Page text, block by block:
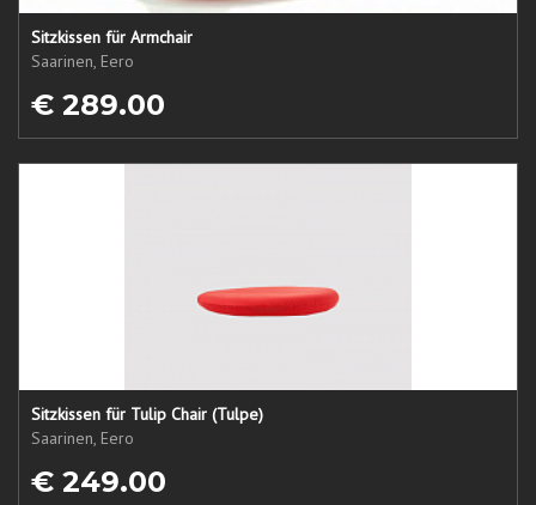
Sitzkissen für Armchair
Saarinen, Eero
€ 289.00
Sitzkissen für Tulip Chair (Tulpe)
Saarinen, Eero
€ 249.00